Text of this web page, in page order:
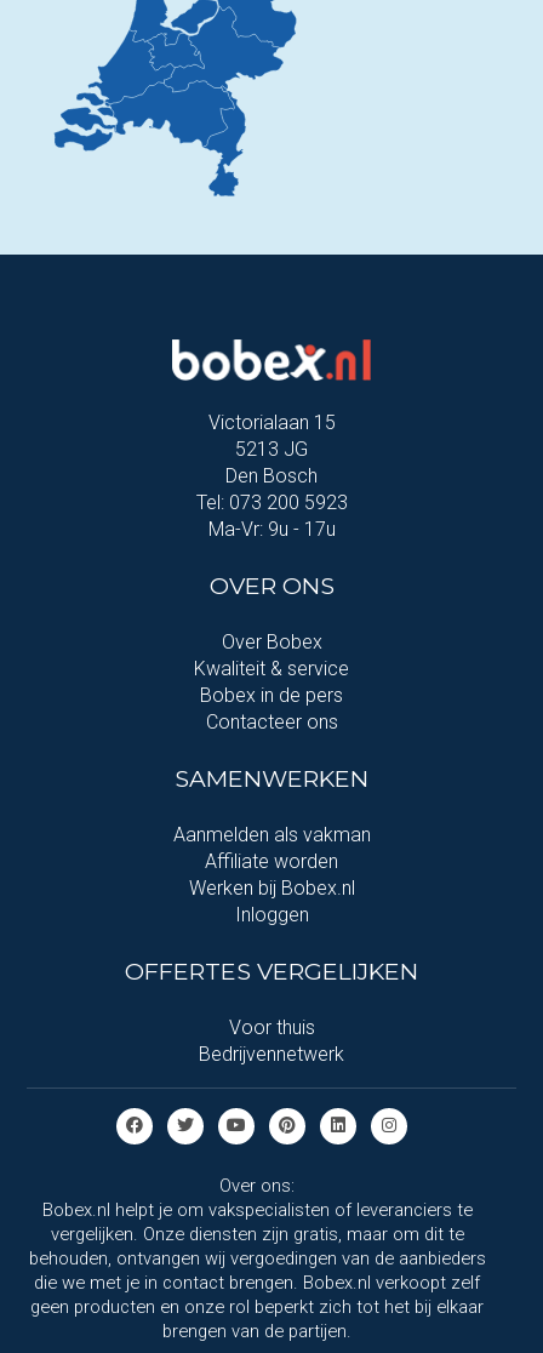
Victorialaan 15
5213 JG
Den Bosch
Tel: 073 200 5923
Ma-Vr: 9u - 17u
OVER ONS
Over Bobex
Kwaliteit & service
Bobex in de pers
Contacteer ons
SAMENWERKEN
Aanmelden als vakman
Affiliate worden
Werken bij Bobex.nl
Inloggen
OFFERTES VERGELIJKEN
Voor thuis
Bedrijvennetwerk
Over ons:
Bobex.nl helpt je om vakspecialisten of leveranciers te
vergelijken. Onze diensten zijn gratis, maar om dit te
behouden, ontvangen wij vergoedingen van de aanbieders
die we met je in contact brengen. Bobex.nl verkoopt zelf
geen producten en onze rol beperkt zich tot het bij elkaar
brengen van de partijen.